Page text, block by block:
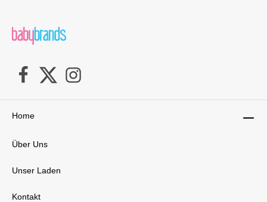
Home
Über Uns
Unser Laden
Kontakt